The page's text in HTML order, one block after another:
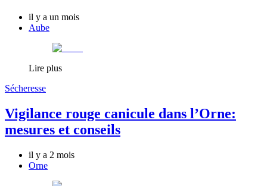
il y a un mois
Aube
Lire plus
Sécheresse
Vigilance rouge canicule dans l’Orne:
mesures et conseils
il y a 2 mois
Orne